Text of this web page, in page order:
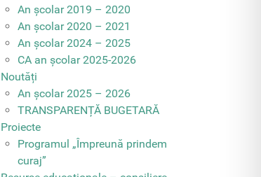
An școlar 2019 – 2020
An școlar 2020 – 2021
An școlar 2024 – 2025
CA an școlar 2025-2026
Noutăți
An școlar 2025 – 2026
TRANSPARENȚĂ BUGETARĂ
Proiecte
Programul „Împreună prindem
curaj”